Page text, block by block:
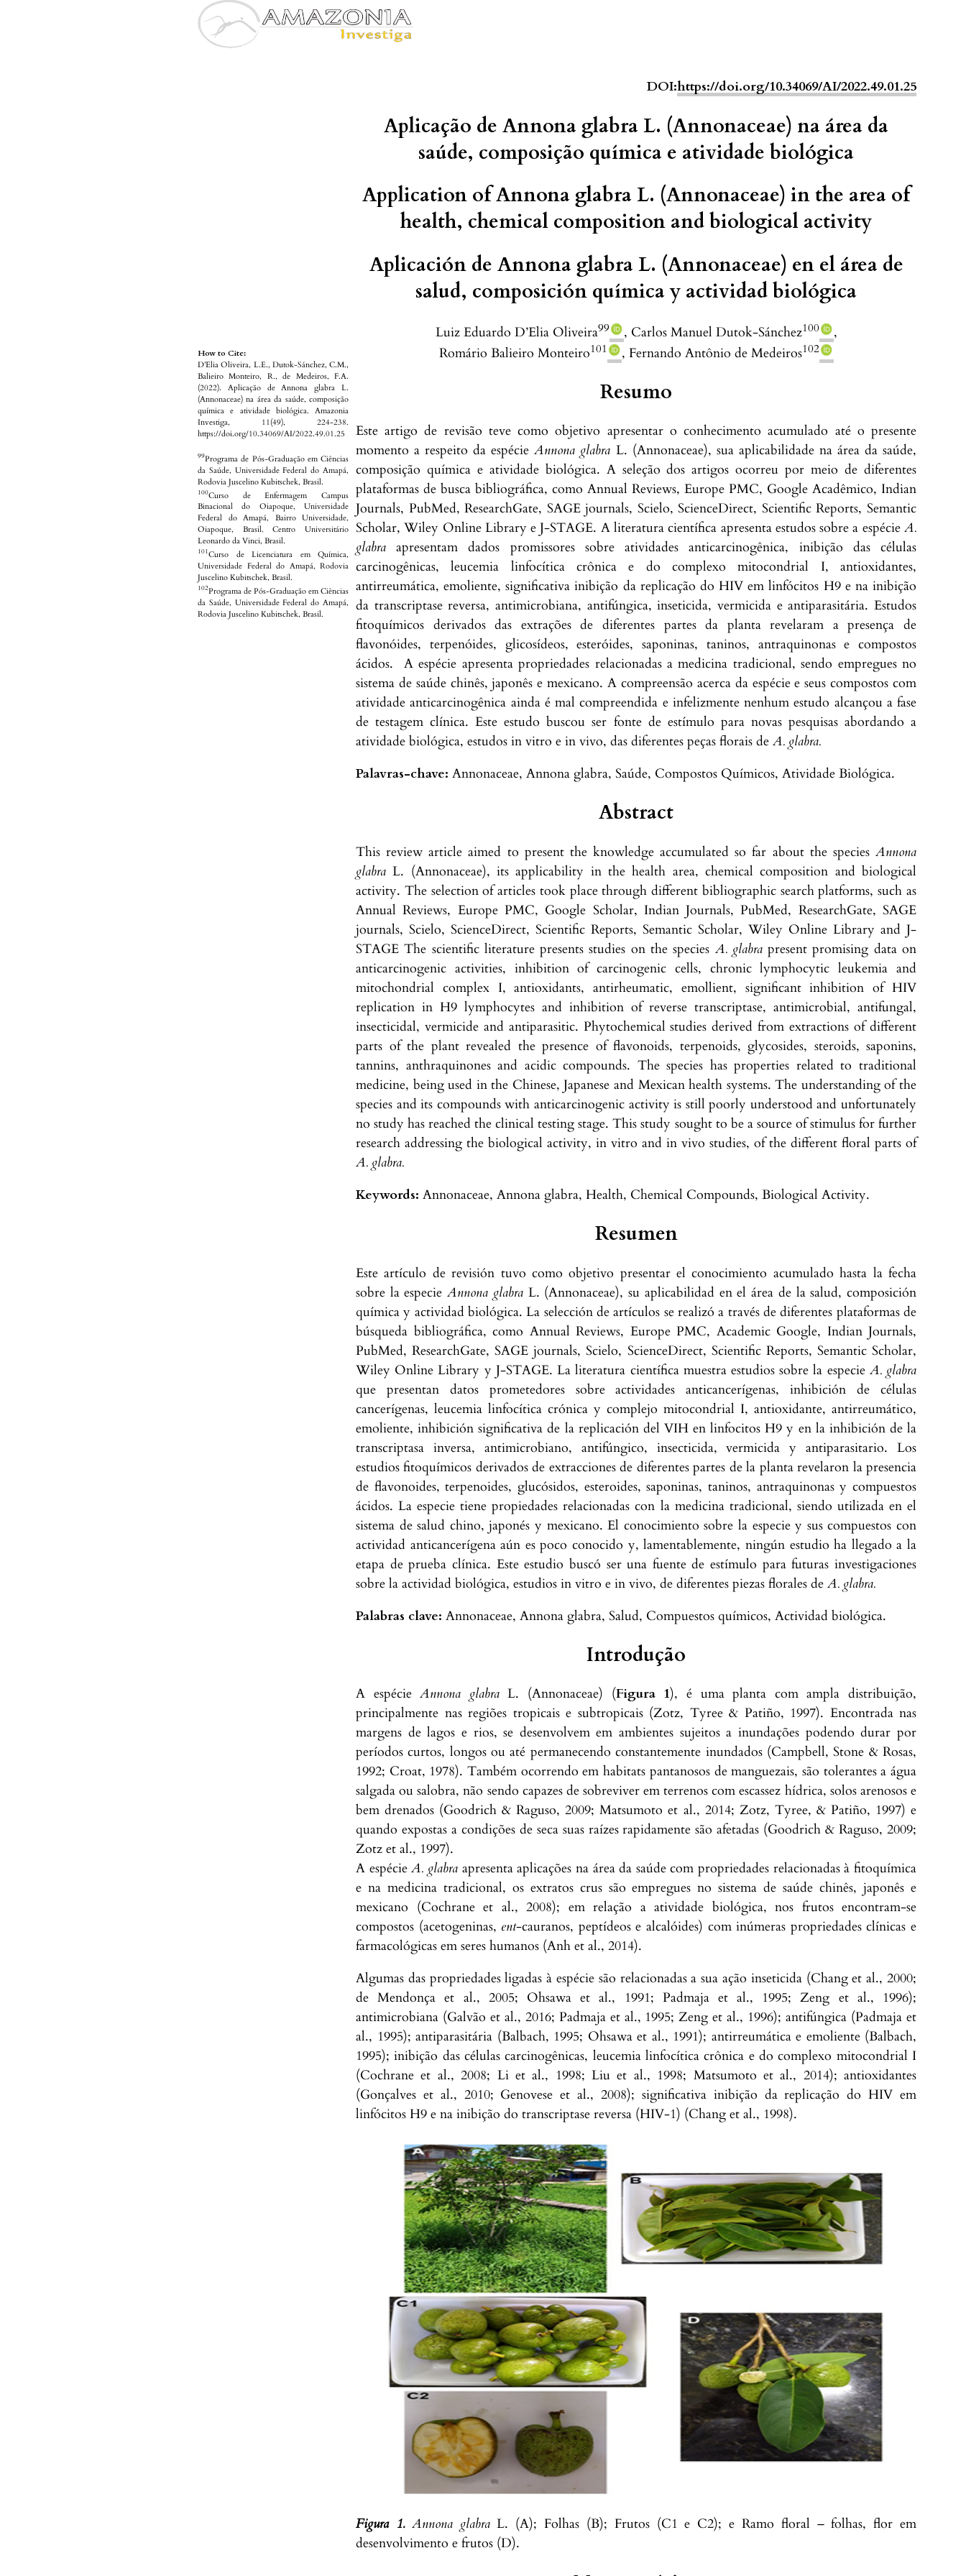
How to Cite:
D’Elia Oliveira, L.E., Dutok-Sánchez, C.M.,
Balieiro Monteiro, R., de Medeiros, F.A.
(2022). Aplicação de Annona glabra L.
(Annonaceae) na área da saúde, composição
química e atividade biológica. Amazonia
Investiga, 11(49), 224-238.
https://doi.org/10.34069/AI/2022.49.01.25
99Programa de Pós-Graduação em Ciências
da Saúde, Universidade Federal do Amapá,
Rodovia Juscelino Kubitschek, Brasil.
100Curso de Enfermagem Campus
Binacional do Oiapoque, Universidade
Federal do Amapá, Bairro Universidade,
Oiapoque, Brasil. Centro Universitário
Leonardo da Vinci, Brasil.
101Curso de Licenciatura em Química,
Universidade Federal do Amapá, Rodovia
Juscelino Kubitschek, Brasil.
102Programa de Pós-Graduação em Ciências
da Saúde, Universidade Federal do Amapá,
Rodovia Juscelino Kubitschek, Brasil.
DOI:https://doi.org/10.34069/AI/2022.49.01.25
Aplicação de Annona glabra L. (Annonaceae) na área da
saúde, composição química e atividade biológica
Application of Annona glabra L. (Annonaceae) in the area of
health, chemical composition and biological activity
Aplicación de Annona glabra L. (Annonaceae) en el área de
salud, composición química y actividad biológica
Luiz Eduardo D’Elia Oliveira99 , Carlos Manuel Dutok-Sánchez100
,
Romário Balieiro Monteiro101 , Fernando Antônio de Medeiros102
Resumo
Este artigo de revisão teve como objetivo apresentar o conhecimento acumulado até o presente
momento a respeito da espécieAnnona glabra L. (Annonaceae), sua aplicabilidade na área da saúde,
composição química e atividade biológica. A seleção dos artigos ocorreu por meio de diferentes
plataformas de busca bibliográfica, como Annual Reviews, Europe PMC, Google Acadêmico, Indian
Journals, PubMed, ResearchGate, SAGE journals, Scielo, ScienceDirect, Scientific Reports, Semantic
Scholar, Wiley Online Library e J-STAGE. A literatura científica apresenta estudos sobre a espécie A.
glabra apresentam dados promissores sobre atividades anticarcinogênica, inibição das células
carcinogênicas, leucemia linfocítica crônica e do complexo mitocondrial I, antioxidantes,
antirreumática, emoliente, significativa inibição da replicação do HIV em linfócitos H9 e na inibição
da transcriptase reversa, antimicrobiana, antifúngica, inseticida, vermicida e antiparasitária. Estudos
fitoquímicos derivados das extrações de diferentes partes da planta revelaram a presença de
flavonóides, terpenóides, glicosídeos, esteróides, saponinas, taninos, antraquinonas e compostos
ácidos. A espécie apresenta propriedades relacionadas a medicina tradicional, sendo empregues no
sistema de saúde chinês, japonês e mexicano. A compreensão acerca da espécie e seus compostos com
atividade anticarcinogênica ainda é mal compreendida e infelizmente nenhum estudo alcançou a fase
de testagem clínica. Este estudo buscou ser fonte de estímulo para novas pesquisas abordando a
atividade biológica, estudos in vitro e in vivo, das diferentes peças florais de A. glabra.
Palavras-chave: Annonaceae, Annona glabra, Saúde, Compostos Químicos, Atividade Biológica.
Abstract
This review article aimed to present the knowledge accumulated so far about the species Annona
glabra L. (Annonaceae), its applicability in the health area, chemical composition and biological
activity. The selection of articles took place through different bibliographic search platforms, such as
Annual Reviews, Europe PMC, Google Scholar, Indian Journals, PubMed, ResearchGate, SAGE
journals, Scielo, ScienceDirect, Scientific Reports, Semantic Scholar, Wiley Online Library and J-
STAGE The scientific literature presents studies on the species A. glabrapresent promising data on
anticarcinogenic activities, inhibition of carcinogenic cells, chronic lymphocytic leukemia and
mitochondrial complex I, antioxidants, antirheumatic, emollient, significant inhibition of HIV
replication in H9 lymphocytes and inhibition of reverse transcriptase, antimicrobial, antifungal,
insecticidal, vermicide and antiparasitic. Phytochemical studies derived from extractions of different
parts of the plant revealed the presence of flavonoids, terpenoids, glycosides, steroids, saponins,
tannins, anthraquinones and acidic compounds. The species has properties related to traditional
medicine, being used in the Chinese, Japanese and Mexican health systems. The understanding of the
species and its compounds with anticarcinogenic activity is still poorly understood and unfortunately
no study has reached the clinical testing stage. This study sought to be a source of stimulus for further
research addressing the biological activity, in vitro and in vivo studies, of the different floral parts of
A. glabra.
Keywords: Annonaceae, Annona glabra, Health, Chemical Compounds, Biological Activity.
Resumen
Este artículo de revisión tuvo como objetivo presentar el conocimiento acumulado hasta la fecha
sobre la especieAnnona glabraL. (Annonaceae), su aplicabilidad en el área de la salud, composición
química y actividad biológica. La selección de artículos se realizó a través de diferentes plataformas de
búsqueda bibliográfica, como Annual Reviews, Europe PMC, Academic Google, Indian Journals,
PubMed, ResearchGate, SAGE journals, Scielo, ScienceDirect, Scientific Reports, Semantic Scholar,
Wiley Online Library y J-STAGE. La literatura científica muestra estudios sobre la especie A. glabra
que presentan datos prometedores sobre actividades anticancerígenas, inhibición de células
cancerígenas, leucemia linfocítica crónica y complejo mitocondrial I, antioxidante, antirreumático,
emoliente, inhibición significativa de la replicación del VIH en linfocitos H9 y en la inhibición de la
transcriptasa inversa, antimicrobiano, antifúngico, insecticida, vermicida y antiparasitario. Los
estudios fitoquímicos derivados de extracciones de diferentes partes de la planta revelaron la presencia
de flavonoides, terpenoides, glucósidos, esteroides, saponinas, taninos, antraquinonas y compuestos
ácidos. La especie tiene propiedades relacionadas con la medicina tradicional, siendo utilizada en el
sistema de salud chino, japonés y mexicano. El conocimiento sobre la especie y sus compuestos con
actividad anticancerígena aún es poco conocido y, lamentablemente, ningún estudio ha llegado a la
etapa de prueba clínica. Este estudio buscó ser una fuente de estímulo para futuras investigaciones
sobre la actividad biológica, estudios in vitro e in vivo, de diferentes piezas florales de A. glabra.
Palabras clave: Annonaceae, Annona glabra, Salud, Compuestos químicos, Actividad biológica.
Introdução
A espécieAnnona glabraL. (Annonaceae) (Figura 1), é uma planta com ampla distribuição,
principalmente nas regiões tropicais e subtropicais (Zotz, Tyree & Patiño, 1997). Encontrada nas
margens de lagos e rios, se desenvolvem em ambientes sujeitos a inundações podendo durar por
períodos curtos, longos ou até permanecendo constantemente inundados (Campbell, Stone & Rosas,
1992; Croat, 1978). Também ocorrendo em habitats pantanosos de manguezais, são tolerantes a água
salgada ou salobra, não sendo capazes de sobreviver em terrenos com escassez hídrica, solos arenosos e
bem drenados (Goodrich & Raguso, 2009; Matsumoto et al., 2014; Zotz, Tyree, & Patiño, 1997) e
quando expostas a condições de seca suas raízes rapidamente são afetadas (Goodrich & Raguso, 2009;
Zotz et al., 1997).
A espécieA. glabraapresenta aplicações na área da saúde com propriedades relacionadas à fitoquímica
e na medicina tradicional, os extratos crus são empregues no sistema de saúde chinês, japonês e
mexicano (Cochrane et al., 2008); em relação a atividade biológica, nos frutos encontram-se
compostos (acetogeninas, ent-cauranos, peptídeos e alcalóides) com inúmeras propriedades clínicas e
farmacológicas em seres humanos (Anh et al., 2014).
Algumas das propriedades ligadas à espécie são relacionadas a sua ação inseticida (Chang et al., 2000;
de Mendonça et al., 2005; Ohsawa et al., 1991; Padmaja et al., 1995; Zeng et al., 1996);
antimicrobiana (Galvão et al., 2016; Padmaja et al., 1995; Zeng et al., 1996); antifúngica (Padmaja et
al., 1995); antiparasitária (Balbach, 1995; Ohsawa et al., 1991); antirreumática e emoliente (Balbach,
1995); inibição das células carcinogênicas, leucemia linfocítica crônica e do complexo mitocondrial I
(Cochrane et al., 2008; Li et al., 1998; Liu et al., 1998; Matsumoto et al., 2014); antioxidantes
(Gonçalves et al., 2010; Genovese et al., 2008); significativa inibição da replicação do HIV em
linfócitos H9 e na inibição do transcriptase reversa (HIV-1) (Chang et al., 1998).
Figura 1. Annona glabraL. (A); Folhas (B); Frutos (C1 e C2); e Ramo floral – folhas, flor em
desenvolvimento e frutos (D).